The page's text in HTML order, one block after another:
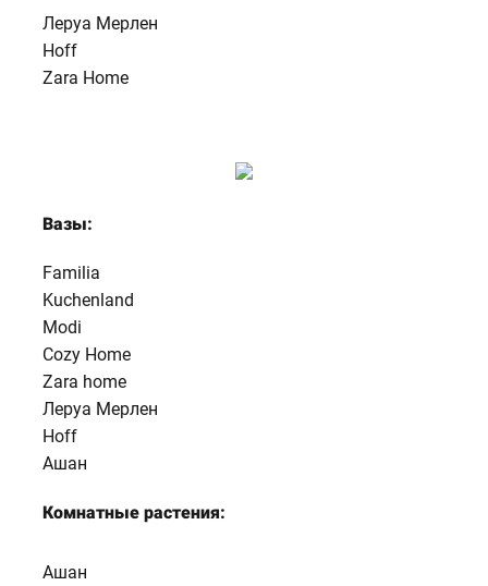
Леруа Мерлен
Hoff
Zara Home
Вазы:
Familia
Kuchenland
Modi
Cozy Home
Zara home
Леруа Мерлен
Hoff
Ашан
Комнатные растения:
Ашан